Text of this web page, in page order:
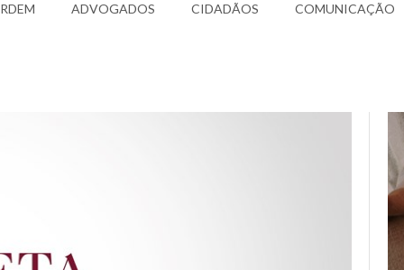
ADVOGADOS CIDADÃOS COMUNICAÇÃO